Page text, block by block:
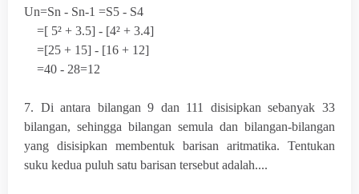
Un=Sn - Sn-1 =S5 - S4
=[ 5² + 3.5] - [4² + 3.4]
=[25 + 15] - [16 + 12]
=40 - 28=12
7. Di antara bilangan 9 dan 111 disisipkan sebanyak 33
bilangan, sehingga bilangan semula dan bilangan-bilangan
yang disisipkan membentuk barisan aritmatika. Tentukan
suku kedua puluh satu barisan tersebut adalah....